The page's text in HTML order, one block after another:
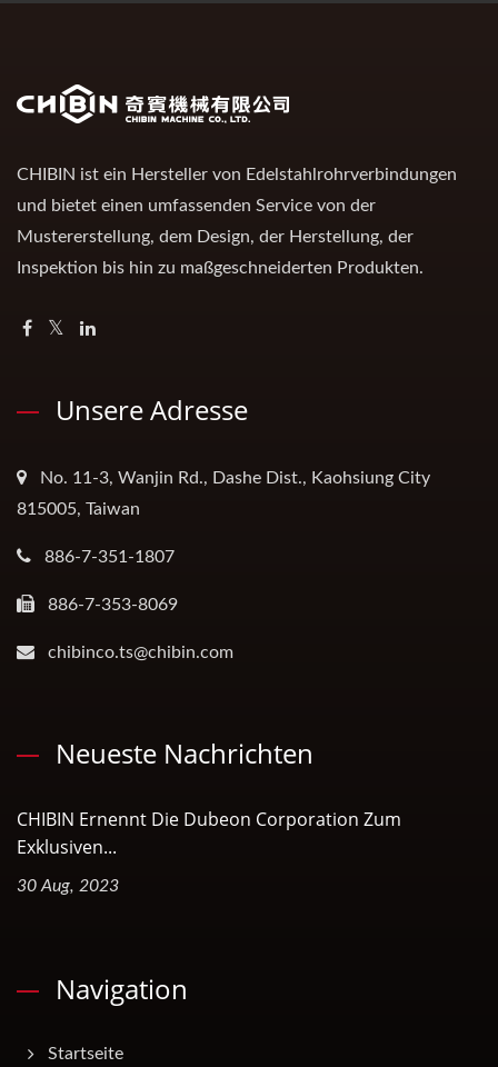
CHIBIN ist ein Hersteller von Edelstahlrohrverbindungen
und bietet einen umfassenden Service von der
Mustererstellung, dem Design, der Herstellung, der
Inspektion bis hin zu maßgeschneiderten Produkten.
Unsere Adresse
No. 11-3, Wanjin Rd., Dashe Dist., Kaohsiung City
815005, Taiwan
886-7-351-1807
886-7-353-8069
chibinco.ts@chibin.com
Neueste Nachrichten
CHIBIN Ernennt Die Dubeon Corporation Zum
Exklusiven...
30 Aug, 2023
Navigation
Startseite